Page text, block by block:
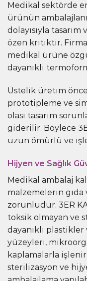
Medikal sektörde
ürünün
dolayısıyla
özen kritiktir.
medikal ürüne
dayanıklı
Üstelik üretim
prototipleme ve
olası tasarım
giderilir. Böylece
uzun ömürlü ve
Hijyen ve Sağlık
Medikal ambalaj
malzemelerin gıda
zorunludur. 3ER
toksik olmayan ve
dayanıklı plastikler
yüzeyleri,
kaplamalarla
sterilizasyon ve